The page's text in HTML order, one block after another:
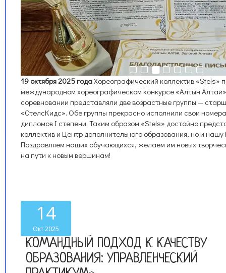
19 октября 2025 годаХореографический коллектив «Stels»
международном хореографическом конкурсе «Алтын
соревновании представляли две возрастные группы —
«СтелсКидс». Обе группы прекрасно исполнили свои
дипломов I степени. Таким образом «Stels» достойно
коллектив и Центр дополнительного образования, но и нашу
Поздравляем наших обучающихся, желаем им новых
на пути к новым вершинам!
14
Окт 2025
КОМАНДНЫЙ ПОДХОД К КАЧЕСТВУ
ОБРАЗОВАНИЯ: УПРАВЛЕНЧЕСКИЙ